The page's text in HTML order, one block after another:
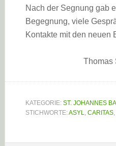
Nach der Segnung gab
Begegnung, viele
Kontakte mit den neuen
Thomas
KATEGORIE: ST. JOHANNES
STICHWORTE:ASYL, CARITAS,